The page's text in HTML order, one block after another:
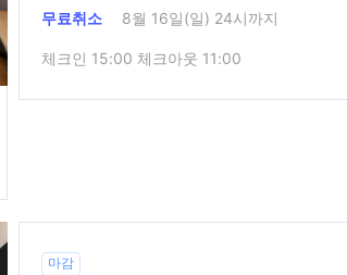
무료취소 8월 16일(일) 24시까지
체크인 15:00 체크아웃 11:00
마감